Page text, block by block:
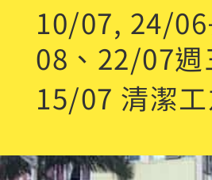
10/07, 24/
08、22/07週
15/07 清潔